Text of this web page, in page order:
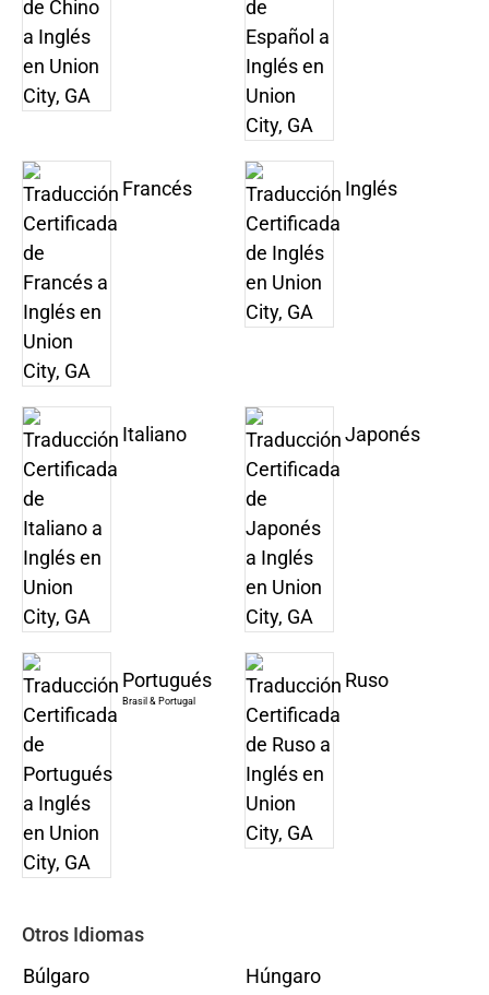
Francés Inglés
Italiano Japonés
Portugués
Brasil & Portugal
Ruso
Otros Idiomas
Búlgaro
Húngaro